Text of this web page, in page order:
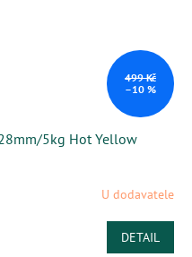
499 Kč
–10 %
5kg Hot Yellow
U dodavatele
DETAIL